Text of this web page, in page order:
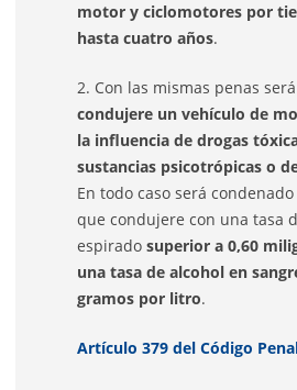
motor y ciclomotores por
hasta cuatro años.
2. Con las mismas penas
condujere un vehículo de
la influencia de drogas
sustancias psicotrópicas o
En todo caso será
que condujere con una tasa
espirado superior a 0,60
una tasa de alcohol en
gramos por litro.
Artículo 379 del Código